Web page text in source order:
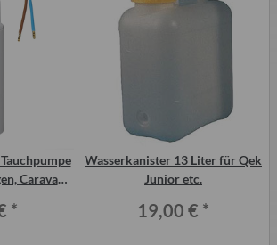
Caravan,
*
Wasserkanister 13 Liter für Qek
Junior etc.
19,00 € *